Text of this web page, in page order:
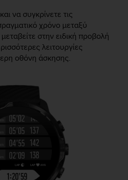
να συγκρίνετε τις
χρόνο μεταξύ
στην ειδική προβολή
λειτουργίες
οθόνη άσκησης.